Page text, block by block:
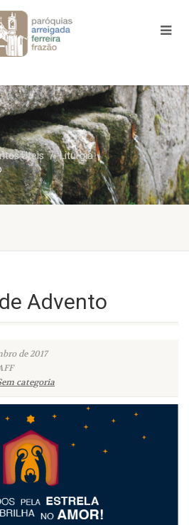
Uteis
Liturgia
Advento
de 2017
categoria